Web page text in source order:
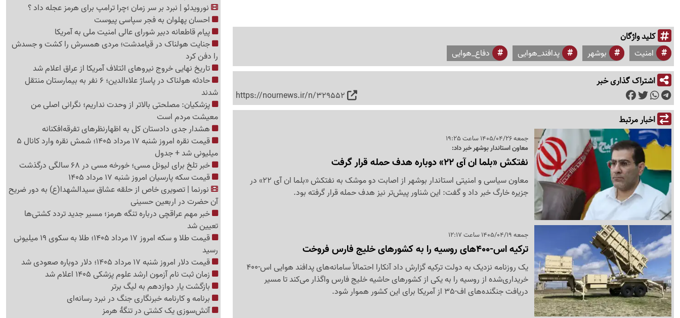
کلید واژگان
امنیت بوشهر پدافند_هوایی دفاع_هوایی
اشتراک گذاری خبر
https://nournews.ir/n/329552
اخبار مرتبط
جمعه 1405/04/26 ساعت 19:25
معاون استاندار بوشهر خبر داد:
نفتکش «بلما ان آی 22» دوباره هدف حمله قرار گرفت
معاون سیاسی و امنیتی استاندار بوشهر از اصابت دو موشک به نفتکش «بلما ان آی 22» در
جزیره خارگ خبر داد و گفت: این شناور پیش‌تر نیز هدف حمله قرار گرفته بود.
جمعه 1405/04/19 ساعت 12:17
ترکیه اس-400های روسیه را به کشورهای خلیج فارس فروخت
یک روزنامه نزدیک به دولت ترکیه گزارش داد آنکارا احتمالاً سامانه‌های پدافند هوایی اس-400
خریداری‌شده از روسیه را به یکی از کشورهای حاشیه خلیج فارس واگذار می‌کند تا مسیر
دریافت جنگنده‌های اف-35 از آمریکا برای این کشور هموار شود.
نورویدئو | نبرد بر سر زمان ؛چرا ترامپ برای هرمز عجله داد ؟
احسان پهلوان به فجر سپاسی پیوست
پیام قاطعانه دبیر شورای عالی امنیت ملی به آمریکا
جنایت هولناک در قیامدشت؛ مردی همسرش را کشت و جسدش
را دفن کرد
تاریخ نهایی خروج نیروهای ائتلاف آمریکا از عراق اعلام شد
حادثه هولناک در پاساژ علاءالدین؛ 6 نفر به بیمارستان منتقل
شدند
پزشکیان: مصلحتی بالاتر از وحدت نداریم؛ نگرانی اصلی من
معیشت مردم است
هشدار جدی دادستان کل به اظهارنظرهای تفرقه‌افکنانه
قیمت نقره امروز شنبه 17 مرداد 1405؛ شمش نقره وارد کانال 5
میلیونی شد + جدول
خبر تلخ برای لیونل مسی؛ خورخه مسی در 68 سالگی درگذشت
قیمت سکه پارسیان امروز شنبه 17 مرداد 1405
نورنما | تصویری خاص از حلقه عشاق سیدالشهدا(ع) به دور ضریح
آن حضرت در اربعین حسینی
خبر مهم عراقچی درباره تنگه هرمز؛ مسیر جدید تردد کشتی‌ها
تعیین شد
قیمت طلا و سکه امروز 17 مرداد 1405؛ طلا به سکوی 19 میلیونی
رسید
قیمت دلار امروز شنبه 17 مرداد 1405؛ دلار دوباره صعودی شد
زمان ثبت نام آزمون ارشد علوم پزشکی 1405 اعلام شد
بازگشت یار دوازدهم به لیگ برتر
برنامه و کارنامه خبرنگاری جنگ در نبرد رسانه‌ای
آتش‌سوزی یک کشتی در تنگهٔ هرمز